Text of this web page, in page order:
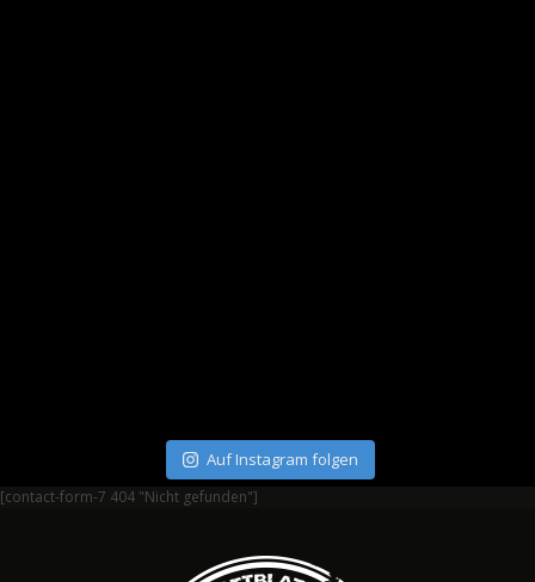
Auf Instagram folgen
[contact-form-7 404 "Nicht gefunden"]